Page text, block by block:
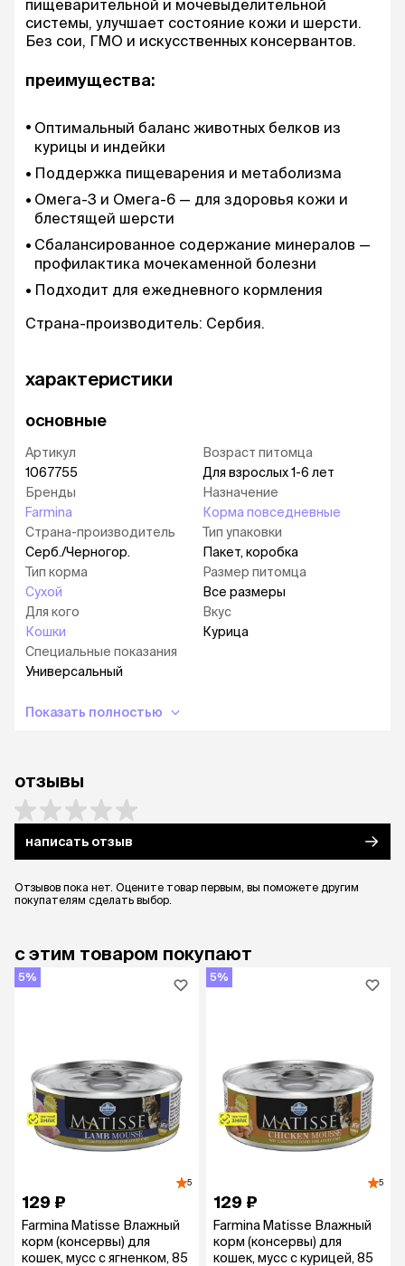
пищеварительной и мочевыделительной
системы, улучшает состояние кожи и шерсти.
Без сои, ГМО и искусственных консервантов.
преимущества:
Оптимальный баланс животных белков из
курицы и индейки
Поддержка пищеварения и метаболизма
Омега-3 и Омега-6 — для здоровья кожи и
блестящей шерсти
Сбалансированное содержание минералов —
профилактика мочекаменной болезни
Подходит для ежедневного кормления
Страна-производитель: Сербия.
характеристики
основные
Артикул
1067755
Бренды
Farmina
Страна-производитель
Серб./Черногор.
Тип корма
Сухой
Для кого
Кошки
Специальные показания
Универсальный
Возраст питомца
Для взрослых 1-6 лет
Назначение
Корма повседневные
Тип упаковки
Пакет, коробка
Размер питомца
Все размеры
Вкус
Курица
Показать полностью
отзывы
написать отзыв
Отзывов пока нет. Оцените товар первым, вы поможете другим
покупателям сделать выбор.
с этим товаром покупают
5%
5
129 ₽
Farmina Matisse Влажный
корм (консервы) для
кошек, мусс с ягненком, 85
5%
5
129 ₽
Farmina Matisse Влажный
корм (консервы) для
кошек, мусс с курицей, 85